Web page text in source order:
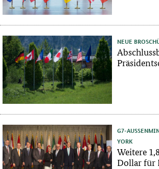
NEUE
G7-
YORK
Weitere
Dollar für